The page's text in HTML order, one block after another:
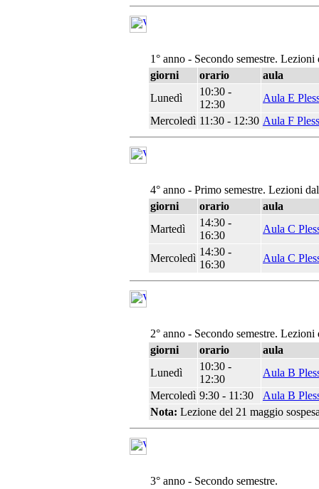
1° anno - Secondo semestre.
giorni
orario
aula
Lunedì
10:30 -
12:30
Aula E
Mercoledì 11:30 - 12:30 Aula F
4° anno - Primo semestre. Lezioni
giorni
orario
aula
Martedì
14:30 -
16:30
Aula C
Mercoledì
14:30 -
16:30
Aula C
2° anno - Secondo semestre.
giorni
orario
aula
Lunedì
10:30 -
12:30
Aula B
Mercoledì 9:30 - 11:30
Aula B
Nota: Lezione del 21 maggio
3° anno - Secondo semestre.